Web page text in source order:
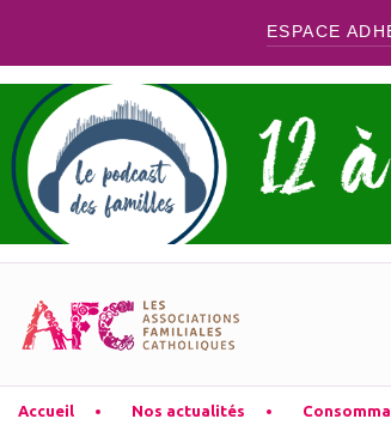
ESPACE
Accueil Nos actualités